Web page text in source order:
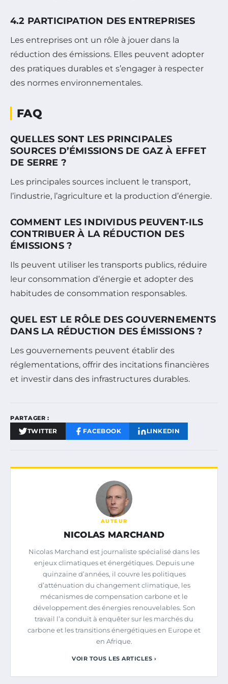
4.2 PARTICIPATION DES ENTREPRISES
Les entreprises ont un rôle à jouer dans la
réduction des émissions. Elles peuvent adopter
des pratiques durables et s’engager à respecter
des normes environnementales.
FAQ
QUELLES SONT LES PRINCIPALES
SOURCES D’ÉMISSIONS DE GAZ À EFFET
DE SERRE ?
Les principales sources incluent le transport,
l’industrie, l’agriculture et la production d’énergie.
COMMENT LES INDIVIDUS PEUVENT-ILS
CONTRIBUER À LA RÉDUCTION DES
ÉMISSIONS ?
Ils peuvent utiliser les transports publics, réduire
leur consommation d’énergie et adopter des
habitudes de consommation responsables.
QUEL EST LE RÔLE DES GOUVERNEMENTS
DANS LA RÉDUCTION DES ÉMISSIONS ?
Les gouvernements peuvent établir des
réglementations, offrir des incitations financières
et investir dans des infrastructures durables.
PARTAGER :
TWITTER FACEBOOK LINKEDIN
AUTEUR
NICOLAS MARCHAND
Nicolas Marchand est journaliste spécialisé dans les
enjeux climatiques et énergétiques. Depuis une
quinzaine d’années, il couvre les politiques
d’atténuation du changement climatique, les
mécanismes de compensation carbone et le
développement des énergies renouvelables. Son
travail l’a conduit à enquêter sur les marchés du
carbone et les transitions énergétiques en Europe et
en Afrique.
VOIR TOUS LES ARTICLES ›